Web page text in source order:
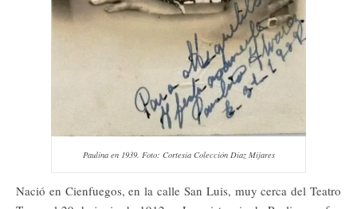
Paulina en 1939. Foto: Cortesía Colección Díaz Mijares
Nació en Cienfuegos, en la calle San Luis, muy cerca del Teatro